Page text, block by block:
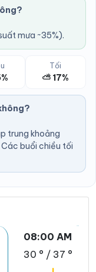
mưa ~35%).
Tối
⛅ 17%
trung khoảng
buổi chiều tối
08:00 AM
30 ° / 37 °